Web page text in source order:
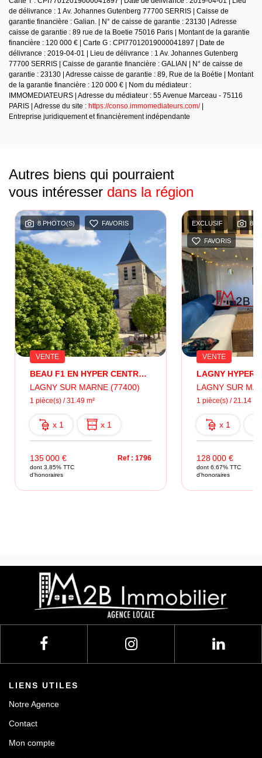
de délivrance : 1 Av. Johannes Gutenberg 77700 SERRIS | Caisse de
garantie financière : Galian. | N° de caisse de garantie : 23130 | Adresse
caisse de garantie : 89 rue de la Boetie 75016 Paris | Montant de la garantie
financière : 120 000 € | Carte G : CPI77012019000041897 | Date de
délivrance : 2019-04-01 | Lieu de délivrance : 1 Av. Johannes Gutenberg
77700 SERRIS | Caisse de garantie financière : GALIAN | N° de caisse de
garantie : 23130 | Adresse caisse de garantie : 89, Rue de la Boétie | Montant
de la garantie financière : 120 000 € | Nom du médiateur :
IMMOMEDIATEURS | Adresse du médiateur : 55 Avenue Marceau - 75116
PARIS | Adresse du site : https://conso.immomediateurs.com/|
Entreprise juridiquement et financièrement indépendante
Autres biens qui pourraient
vous intéresser dans la région
8 PHOTO(S) FAVORIS
VENTE
BEAU F1 EN HYPER CENTRE VILLE LAGNY
LAGNY SUR MARNE (77400)
1 pièce(s) / 31.49 m²
x 1 x 1
135 000 €
dont 3.85% TTC
d'honoraires
Ref : 1796
EXCLUSIF 8
FAVORIS
VENTE
LAGNY SUR
1 pièce(s) / 21.14 m²
x 1
128 000 €
dont 6.67% TTC
d'honoraires
LIENS UTILES
Notre Agence
Contact
Mon compte